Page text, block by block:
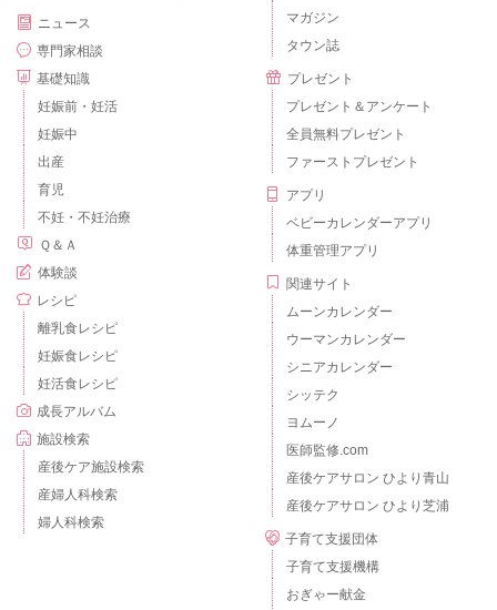
ニュース
専門家相談
基礎知識
妊娠前・妊活
妊娠中
出産
育児
不妊・不妊治療
Ｑ＆Ａ
体験談
レシピ
離乳食レシピ
妊娠食レシピ
妊活食レシピ
成長アルバム
施設検索
産後ケア施設検索
産婦人科検索
婦人科検索
マガジン
タウン誌
プレゼント
プレゼント＆アンケート
全員無料プレゼント
ファーストプレゼント
アプリ
ベビーカレンダーアプリ
体重管理アプリ
関連サイト
ムーンカレンダー
ウーマンカレンダー
シニアカレンダー
シッテク
ヨムーノ
医師監修.com
産後ケアサロン ひより青山
産後ケアサロン ひより芝浦
子育て支援団体
子育て支援機構
おぎゃー献金